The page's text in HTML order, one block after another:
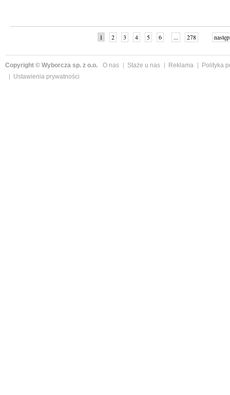
1 2 3 4 5 6 ... 278
Copyright © Wyborcza sp. z o.o. O nas Staże u nas Reklama
Polityka
Ustawienia prywatności